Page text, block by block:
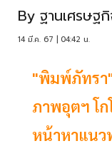
By ฐานเศรษฐ
14 มี.ค. 67 | 04:42 น.
"พิมพ์ภัทรา
ภาพอุตฯ โก
หน้าหาแนว